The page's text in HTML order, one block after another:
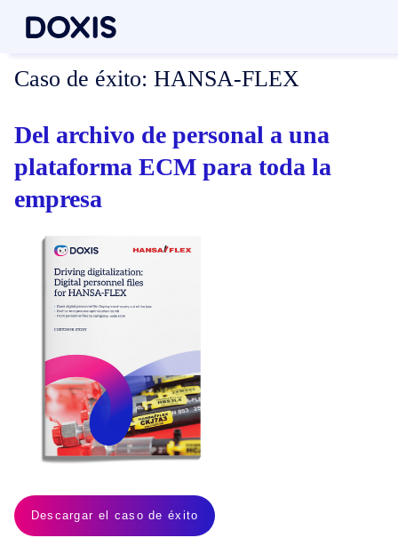
Caso de éxito: HANSA-FLEX
Del archivo de personal a una
plataforma ECM para toda la
empresa
Descargar el caso de éxito